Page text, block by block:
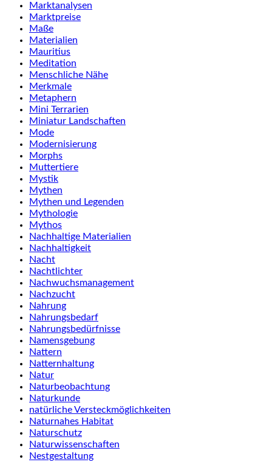
Marktanalysen
Marktpreise
Maße
Materialien
Mauritius
Meditation
Menschliche Nähe
Merkmale
Metaphern
Mini Terrarien
Miniatur Landschaften
Mode
Modernisierung
Morphs
Muttertiere
Mystik
Mythen
Mythen und Legenden
Mythologie
Mythos
Nachhaltige Materialien
Nachhaltigkeit
Nacht
Nachtlichter
Nachwuchsmanagement
Nachzucht
Nahrung
Nahrungsbedarf
Nahrungsbedürfnisse
Namensgebung
Nattern
Natternhaltung
Natur
Naturbeobachtung
Naturkunde
natürliche Versteckmöglichkeiten
Naturnahes Habitat
Naturschutz
Naturwissenschaften
Nestgestaltung